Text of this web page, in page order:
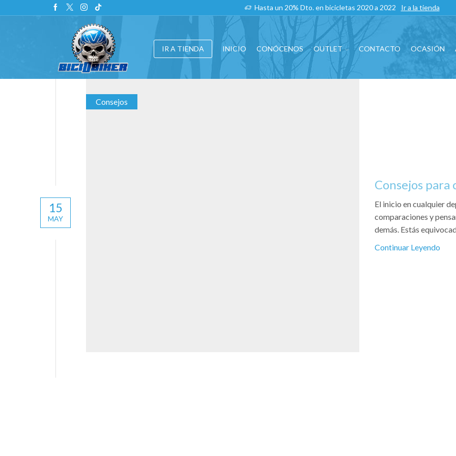
Hasta un 20% Dto. en bicicletas 2020 a 2022 Ir a la tienda
IR A TIENDA INICIO CONÓCENOS OUTLET CONTACTO OCASIÓN
Consejos
Consejos
El inicio en cualquier
comparaciones y
demás. Estás
Continuar Leyendo
15
MAY